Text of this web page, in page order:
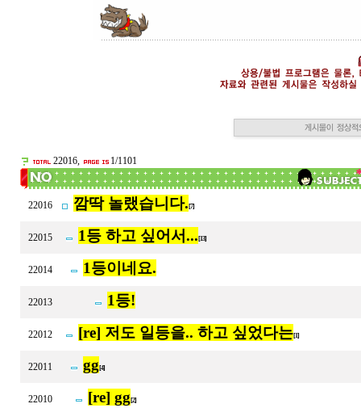
22016, 1/1101
22016 깜딱 놀랬습니다. [7]
22015 1등 하고 싶어서... [13]
22014 1등이네요.
22013 1등!
22012 [re] 저도 일등을.. 하고 싶었다는[1]
22011 gg[4]
22010 [re] gg[2]